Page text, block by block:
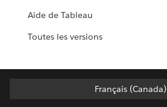
Aide de Tableau
Toutes les versions
Français (Canada)
Français (Canada)